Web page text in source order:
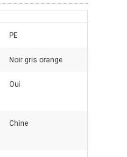
PE
Noir gris orange
Oui
Chine